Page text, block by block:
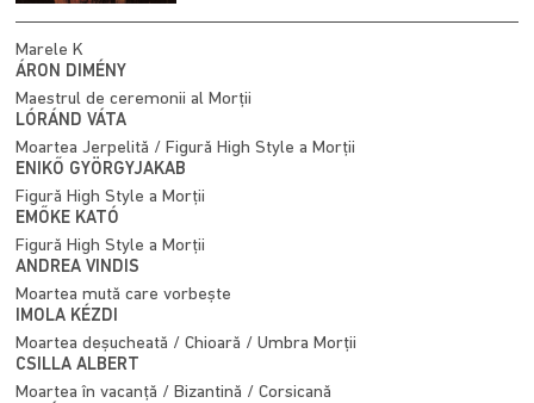
Marele K
ÁRON DIMÉNY
Maestrul de ceremonii al Morții
LÓRÁND VÁTA
Moartea Jerpelită / Figură High Style a Morții
ENIKŐ GYÖRGYJAKAB
Figură High Style a Morții
EMŐKE KATÓ
Figură High Style a Morții
ANDREA VINDIS
Moartea mută care vorbește
IMOLA KÉZDI
Moartea deșucheată / Chioară / Umbra Morții
CSILLA ALBERT
Moartea în vacanță / Bizantină / Corsicană